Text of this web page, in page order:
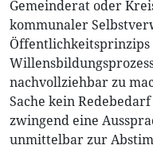
Gemeinderat oder
kommunaler
Öffentlichkeitsprinzips
nachvollziehbar zu
Sache kein
zwingend eine
unmittelbar zur